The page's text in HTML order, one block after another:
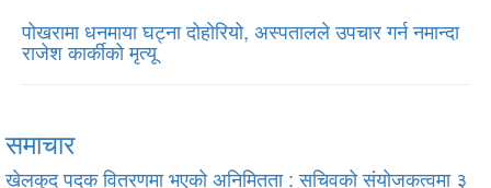
पोखरामा धनमाया घट्ना दोहोरियो, अस्पतालले उपचार गर्न नमान्दा
राजेश कार्कीको मृत्यू
समाचार
खेलकुद पदक वितरणमा भएको अनिमितता : सचिवको संयोजकत्वमा ३